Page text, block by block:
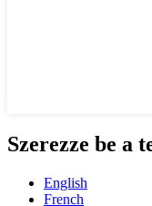
Szerezze be a
English
French